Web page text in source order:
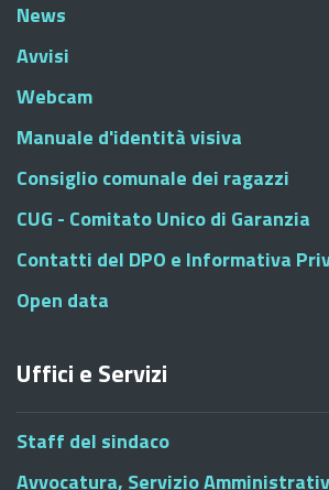
News
Avvisi
Webcam
Manuale d'identità visiva
Consiglio comunale dei ragazzi
CUG - Comitato Unico di Garanzia
Contatti del DPO e Informativa
Open data
Uffici e Servizi
Staff del sindaco
Avvocatura, Servizio